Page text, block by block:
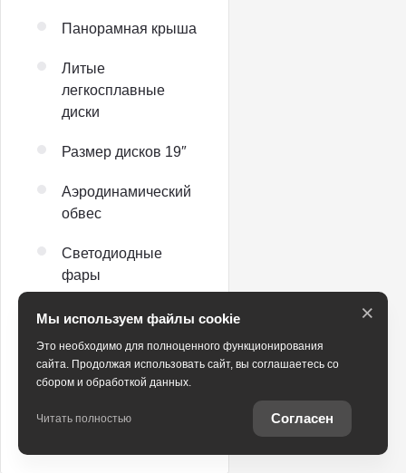
Панорамная крыша
Литые
легкосплавные
диски
Размер дисков 19″
Аэродинамический
обвес
Светодиодные
фары
Адаптивные фары
Огни дневного хода
корректор фар
Мы используем файлы cookie
Это необходимо для полноценного функционирования
сайта. Продолжая использовать сайт, вы соглашаетесь со
сбором и обработкой данных.
Читать полностью Согласен
×